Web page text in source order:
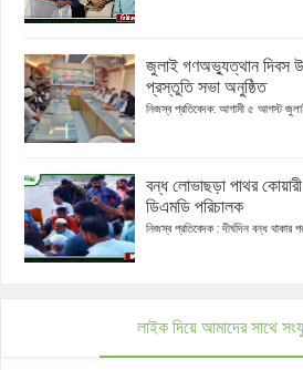
জুলাই গণঅভ্যুত্থান দিবস
প্রস্তুতি সভা অনুষ্ঠিত
নিজস্ব প্রতিবেদক: আগামী ৫ আগস্ট
বন্ধ লোভাছড়া পাথর
ডিএমডি পরিচালক
নিজস্ব প্রতিবেদক : দীর্ঘদিন বন্ধ
লাইক দিয়ে আমাদের সাথে